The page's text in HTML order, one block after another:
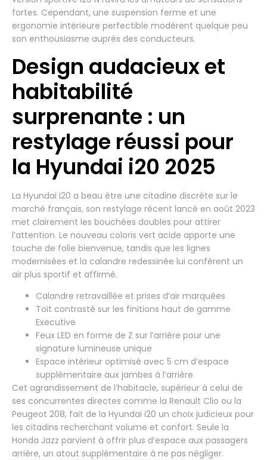
fortes. Cependant, une suspension ferme et une
ergonomie intérieure perfectible modèrent quelque peu
son enthousiasme auprès des conducteurs.
Design audacieux et
habitabilité
surprenante : un
restylage réussi pour
la Hyundai i20 2025
La Hyundai i20 a beau être une citadine discrète sur le
marché français, son restylage récent lancé en août 2023
met clairement les bouchées doubles pour attirer
l’attention. Le nouveau coloris vert acide apporte une
touche de folie bienvenue, tandis que les lignes
modernisées et la calandre redessinée lui confèrent un
air plus sportif et affirmé.
Calandre retravaillée et prises d’air marquées
Toit contrasté sur les finitions haut de gamme
Executive
Feux LED en forme de Z sur l’arrière pour une
signature lumineuse unique
Espace intérieur optimisé avec 5 cm d’espace
supplémentaire aux jambes à l’arrière
Cet agrandissement de l’habitacle, supérieur à celui de
ses concurrentes directes comme la Renault Clio ou la
Peugeot 208, fait de la Hyundai i20 un choix judicieux pour
les citadins recherchant volume et confort. Seule la
Honda Jazz parvient à offrir plus d’espace aux passagers
arrière, un atout supplémentaire à ne pas négliger.